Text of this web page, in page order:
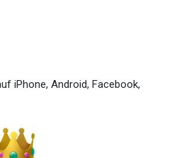
iPhone, Android, Facebook,